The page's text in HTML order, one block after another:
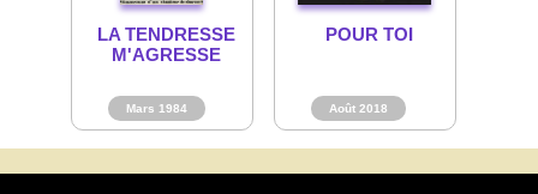
Mars 1984
LA TENDRESSE
M'AGRESSE
Août 2018
POUR TOI